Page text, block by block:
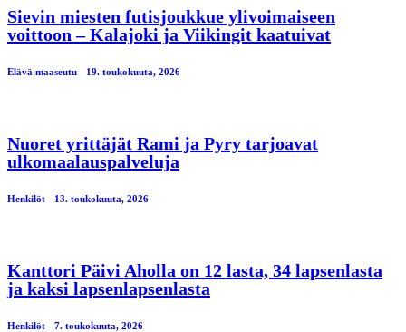
Sievin miesten futisjoukkue ylivoimaiseen
voittoon – Kalajoki ja Viikingit kaatuivat
Elävä maaseutu 19. toukokuuta, 2026
Nuoret yrittäjät Rami ja Pyry tarjoavat
ulkomaalauspalveluja
Henkilöt 13. toukokuuta, 2026
Kanttori Päivi Aholla on 12 lasta, 34 lapsenlasta
ja kaksi lapsenlapsenlasta
Henkilöt 7. toukokuuta, 2026